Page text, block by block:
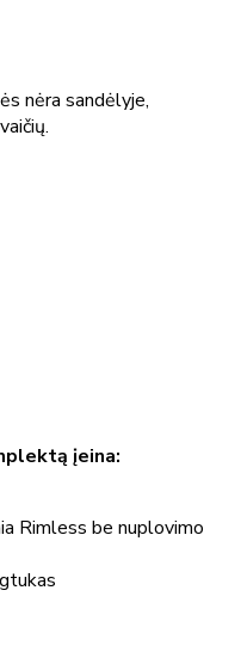
nėra sandėlyje,
įeina:
Rimless be nuplovimo